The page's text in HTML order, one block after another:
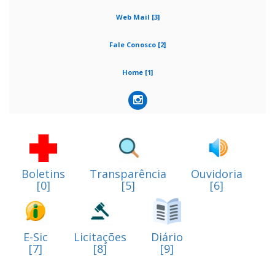
Web Mail [3]
Fale Conosco [2]
Home [1]
Boletins
[0]
Transparência
[5]
Ouvidoria
[6]
E-Sic
[7]
Licitações
[8]
Diário
[9]